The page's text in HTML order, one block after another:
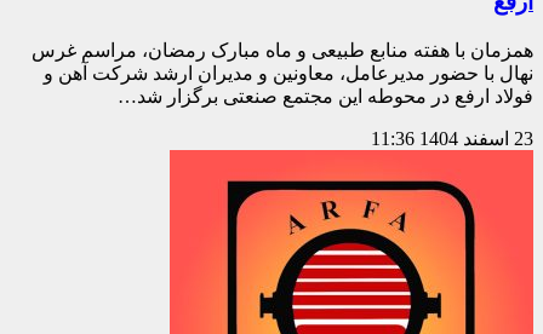
همزمان با هفته منابع طبیعی و ماه مبارک رمضان، مراسم غرس
نهال با حضور مدیرعامل، معاونین و مدیران ارشد شرکت آهن و
فولاد ارفع در محوطه این مجتمع صنعتی برگزار شد…
23 اسفند 1404 11:36